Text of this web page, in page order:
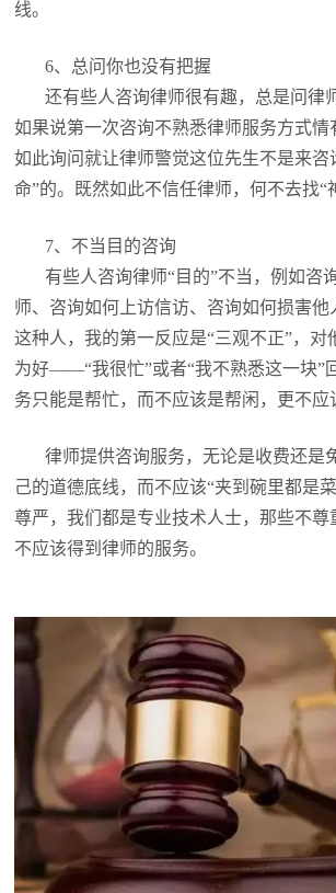
线。
6、总问你也没有把握
还有些人咨询律师很有趣，总是问律
如果说第一次咨询不熟悉律师服务方式情
如此询问就让律师警觉这位先生不是来咨
命”的。既然如此不信任律师，何不去找“
7、不当目的咨询
有些人咨询律师“目的”不当，例如咨
师、咨询如何上访信访、咨询如何损害他
这种人，我的第一反应是“三观不正”，对
为好——“我很忙”或者“我不熟悉这一块”
务只能是帮忙，而不应该是帮闲，更不应
律师提供咨询服务，无论是收费还是
己的道德底线，而不应该“夹到碗里都是
尊严，我们都是专业技术人士，那些不尊
不应该得到律师的服务。